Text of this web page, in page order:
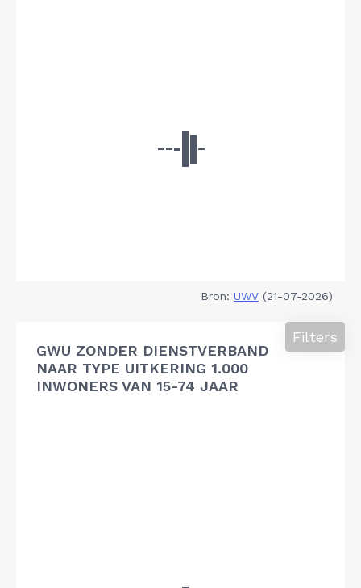
Bron: UWV (21-07-2026)
GWU ZONDER DIENSTVERBAND
NAAR TYPE UITKERING 1.000
INWONERS VAN 15-74 JAAR
Filters